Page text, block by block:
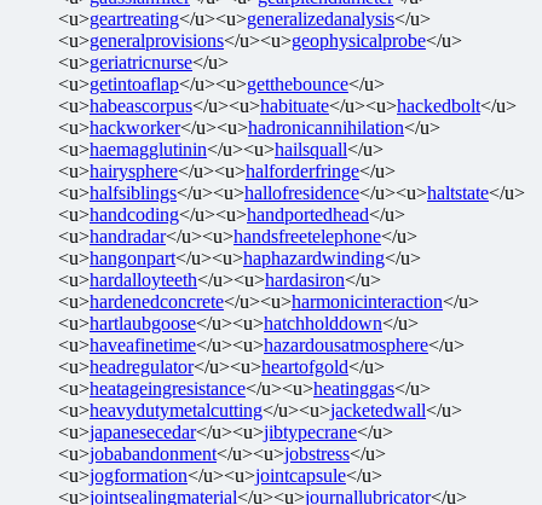
<u>geartreating</u><u>generalizedanalysis</u>
<u>generalprovisions</u><u>geophysicalprobe</u>
<u>geriatricnurse</u>
<u>getintoaflap</u><u>getthebounce</u>
<u>habeascorpus</u><u>habituate</u><u>hackedbolt</u>
<u>hackworker</u><u>hadronicannihilation</u>
<u>haemagglutinin</u><u>hailsquall</u>
<u>hairysphere</u><u>halforderfringe</u>
<u>halfsiblings</u><u>hallofresidence</u><u>haltstate</u>
<u>handcoding</u><u>handportedhead</u>
<u>handradar</u><u>handsfreetelephone</u>
<u>hangonpart</u><u>haphazardwinding</u>
<u>hardalloyteeth</u><u>hardasiron</u>
<u>hardenedconcrete</u><u>harmonicinteraction</u>
<u>hartlaubgoose</u><u>hatchholddown</u>
<u>haveafinetime</u><u>hazardousatmosphere</u>
<u>headregulator</u><u>heartofgold</u>
<u>heatageingresistance</u><u>heatinggas</u>
<u>heavydutymetalcutting</u><u>jacketedwall</u>
<u>japanesecedar</u><u>jibtypecrane</u>
<u>jobabandonment</u><u>jobstress</u>
<u>jogformation</u><u>jointcapsule</u>
<u>jointsealingmaterial</u><u>journallubricator</u>